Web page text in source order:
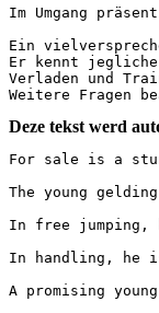
Im Umgang
Ein
Er kennt
Verladen und
Weitere Fragen
Deze tekst werd
For sale is a
The young
In free jumping,
In handling, he
A promising